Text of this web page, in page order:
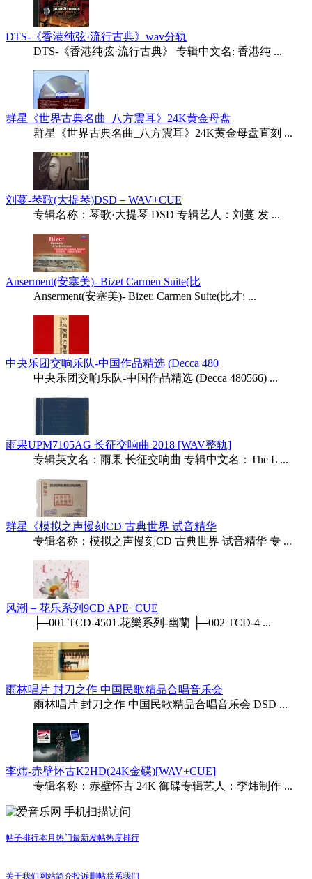
DTS-《香港纯弦·流行古典》wav分轨
DTS-《香港纯弦·流行古典》 专辑中文名: 香港纯 ...
群星《世界古典名曲_八方震耳》24K黄金母盘
群星《世界古典名曲_八方震耳》24K黄金母盘直刻 ...
刘蔓-琴歌(大提琴)DSD－WAV+CUE
专辑名称：琴歌·大提琴 DSD 专辑艺人：刘蔓 发 ...
Anserment(安塞美)- Bizet Carmen Suite(比
Anserment(安塞美)- Bizet: Carmen Suite(比才: ...
中央乐团交响乐队-中国作品精选 (Decca 480
中央乐团交响乐队-中国作品精选 (Decca 480566) ...
雨果UPM7105AG 长征交响曲 2018 [WAV整轨]
专辑英文名：雨果 长征交响曲 专辑中文名：The L ...
群星《模拟之声慢刻CD 古典世界 试音精华
专辑名称：模拟之声慢刻CD 古典世界 试音精华 专 ...
风潮－花乐系列9CD APE+CUE
├─001 TCD-4501.花樂系列-幽蘭 ├─002 TCD-4 ...
雨林唱片 封刀之作 中国民歌精品合唱音乐会
雨林唱片 封刀之作 中国民歌精品合唱音乐会 DSD ...
李炜-赤壁怀古K2HD(24K金碟)[WAV+CUE]
专辑名称：赤壁怀古 24K 御碟专辑艺人：李炜制作 ...
手机扫描访问
帖子排行本月热门最新发帖热度排行
关于我们 网站简介投诉删帖联系我们